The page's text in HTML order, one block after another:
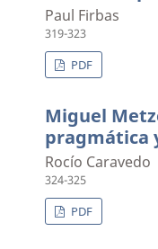
Paul Firbas
319-323
PDF
Miguel
pragmática
Rocío Caravedo
324-325
PDF